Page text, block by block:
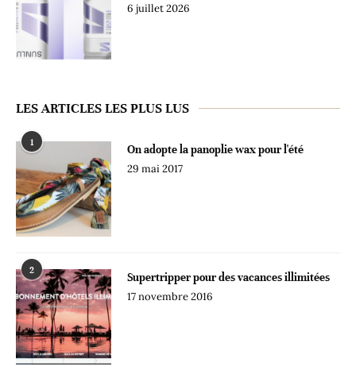
6 juillet 2026
LES ARTICLES LES PLUS LUS
1
On adopte la panoplie wax pour l'été
29 mai 2017
2
Supertripper pour des vacances illimitées
17 novembre 2016